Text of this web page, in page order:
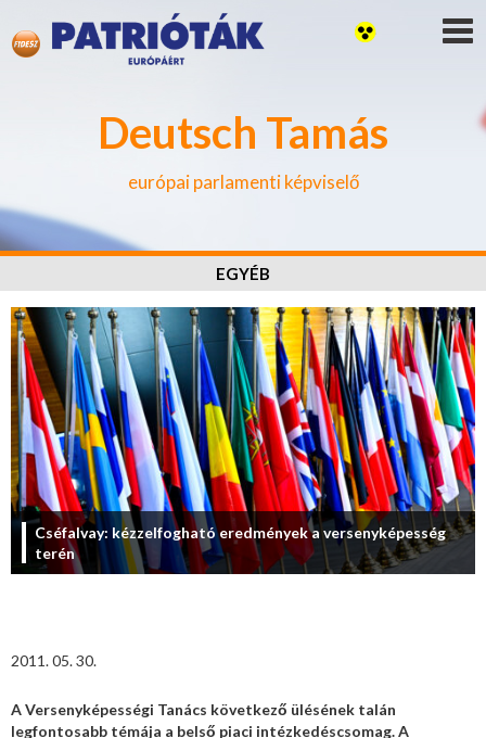
Deutsch Tamás
európai parlamenti képviselő
EGYÉB
Cséfalvay: kézzelfogható eredmények a versenyképesség
terén
2011. 05. 30.
A Versenyképességi Tanács következő ülésének talán
legfontosabb témája a belső piaci intézkedéscsomag. A